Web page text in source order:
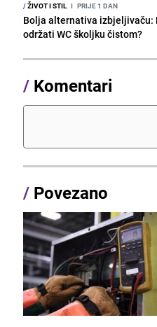
/ŽIVOT I STIL I PRIJE 1 DAN
Bolja alternativa izbjeljivaču:
održati WC školjku čistom?
/ Komentari
/ Povezano